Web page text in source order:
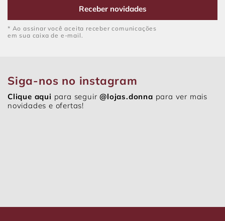
Receber novidades
* Ao assinar você aceita receber comunicações
em sua caixa de e-mail.
Siga-nos no instagram
Clique aqui para seguir@lojas.donna para ver mais
novidades e ofertas!